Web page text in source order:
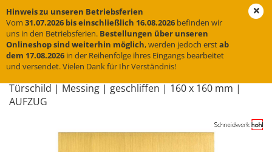
Hinweis zu unseren Betriebsferien
Vom 31.07.2026 bis einschließlich 16.08.2026 befinden wir
uns in den Betriebsferien. Bestellungen über unseren
Onlineshop sind weiterhin möglich, werden jedoch erstab
dem 17.08.2026 in der Reihenfolge ihres Eingangs bearbeitet
und versendet. Vielen Dank für Ihr Verständnis!
« zurück weiter »
Letzter »
31Artikel in dieser Kategorie
Tür­schild | Mes­sing | ge­schlif­fen | 160 x 160 mm |
AUF­ZUG